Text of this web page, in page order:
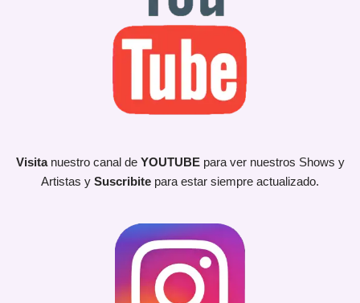
Visita nuestro canal de YOUTUBEpara ver nuestros Shows y
Artistas y Suscribite para estar siempre actualizado.